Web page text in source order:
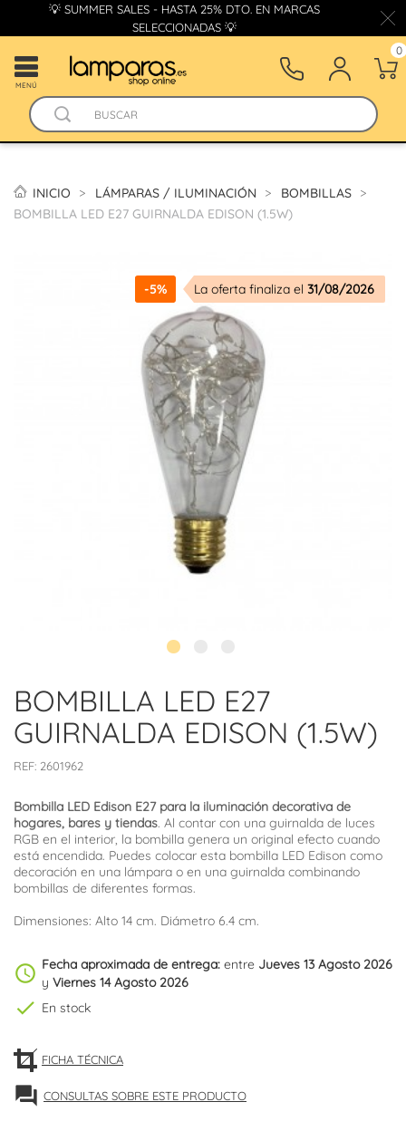
💡 SUMMER SALES - HASTA 25% DTO. EN MARCAS
SELECCIONADAS 💡
MENÚ
0
INICIO LÁMPARAS / ILUMINACIÓN
BOMBILLAS
BOMBILLA LED E27 GUIRNALDA EDISON (1.5W)
-5% La oferta finaliza el 31/08/2026
BOMBILLA LED E27
GUIRNALDA EDISON (1.5W)
REF: 2601962
Bombilla LED Edison E27 para la iluminación decorativa de
hogares, bares y tiendas. Al contar con una guirnalda de luces
RGB en el interior, la bombilla genera un original efecto cuando
está encendida. Puedes colocar esta bombilla LED Edison como
decoración en una lámpara o en una guirnalda combinando
bombillas de diferentes formas.
Dimensiones: Alto 14 cm. Diámetro 6.4 cm.
schedule Fecha aproximada de entrega: entre Jueves 13 Agosto 2026
y Viernes 14 Agosto 2026
check En stock
FICHA TÉCNICA
forum CONSULTAS SOBRE ESTE PRODUCTO